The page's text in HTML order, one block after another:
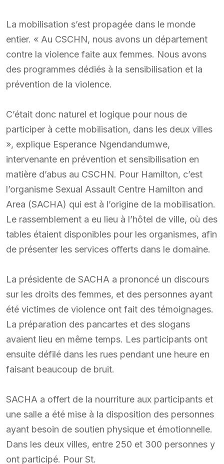
La mobilisation s’est propagée dans le monde
entier. « Au CSCHN, nous avons un département
contre la violence faite aux femmes. Nous avons
des programmes dédiés à la sensibilisation et la
prévention de la violence.
C’était donc naturel et logique pour nous de
participer à cette mobilisation, dans les deux villes
», explique Esperance Ngendandumwe,
intervenante en prévention et sensibilisation en
matière d’abus au CSCHN. Pour Hamilton, c’est
l’organisme Sexual Assault Centre Hamilton and
Area (SACHA) qui est à l’origine de la mobilisation.
Le rassemblement a eu lieu à l’hôtel de ville, où des
tables étaient disponibles pour les organismes, afin
de présenter les services offerts dans le domaine.
La présidente de SACHA a prononcé un discours
sur les droits des femmes, et des personnes ayant
été victimes de violence ont fait des témoignages.
La préparation des pancartes et des slogans
avaient lieu en même temps. Les participants ont
ensuite défilé dans les rues pendant une heure en
faisant beaucoup de bruit.
SACHA a offert de la nourriture aux participants et
une salle a été mise à la disposition des personnes
ayant besoin de soutien physique et émotionnelle.
Dans les deux villes, entre 250 et 300 personnes y
ont participé. Pour St.